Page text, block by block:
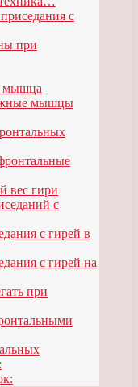
с
при
мышца
мышцы
вес гири
с
с гирей в
с гирей на
при